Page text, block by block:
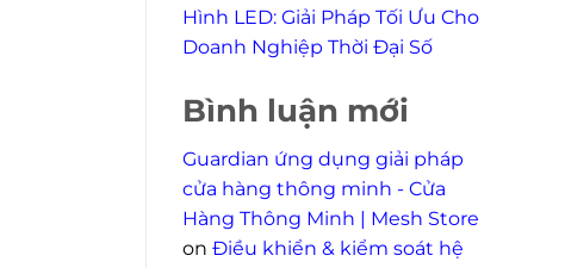
Hình LED: Giải Pháp Tối Ưu Cho
Doanh Nghiệp Thời Đại Số
Bình luận mới
Guardian ứng dụng giải pháp
cửa hàng thông minh - Cửa
Hàng Thông Minh | Mesh Store
on Điều khiển & kiểm soát hệ